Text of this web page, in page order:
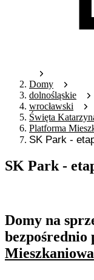
Domy
dolnośląskie
wrocławski
Święta
Platforma
SK Park - etap
SK Park -
Domy na
bezpośrednio
Mieszkaniowa